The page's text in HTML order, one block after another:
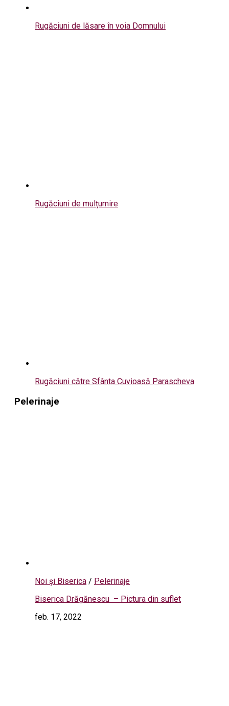
Rugăciuni de lăsare în voia Domnului
Rugăciuni de mulțumire
Rugăciuni către Sfânta Cuvioasă Parascheva
Pelerinaje
Noi și Biserica / Pelerinaje
Biserica Drăgănescu – Pictura din suflet
feb. 17, 2022